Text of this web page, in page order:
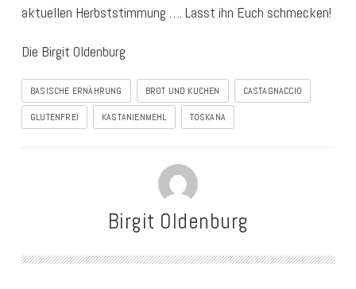
aktuellen Herbststimmung …. Lasst ihn Euch schmecken!
Die Birgit Oldenburg
BASISCHE ERNÄHRUNG BROT UND KUCHEN CASTAGNACCIO
GLUTENFREI KASTANIENMEHL TOSKANA
Birgit Oldenburg